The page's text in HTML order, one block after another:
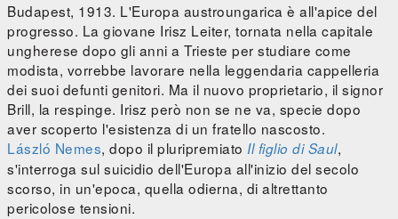
Budapest, 1913. L'Europa austroungarica è all'apice del
progresso. La giovane Irisz Leiter, tornata nella capitale
ungherese dopo gli anni a Trieste per studiare come
modista, vorrebbe lavorare nella leggendaria cappelleria
dei suoi defunti genitori. Ma il nuovo proprietario, il signor
Brill, la respinge. Irisz però non se ne va, specie dopo
aver scoperto l'esistenza di un fratello nascosto.
László Nemes, dopo il pluripremiato Il figlio di Saul,
s'interroga sul suicidio dell'Europa all'inizio del secolo
scorso, in un'epoca, quella odierna, di altrettanto
pericolose tensioni.